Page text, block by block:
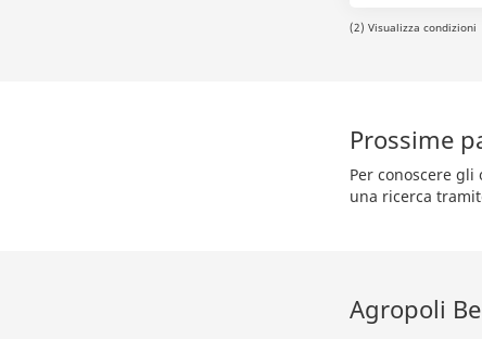
(2) Visualizza condizioni
Prossime
Per conoscere
una ricerca
Agropoli